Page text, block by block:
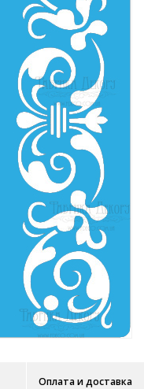
Оплата и доставка